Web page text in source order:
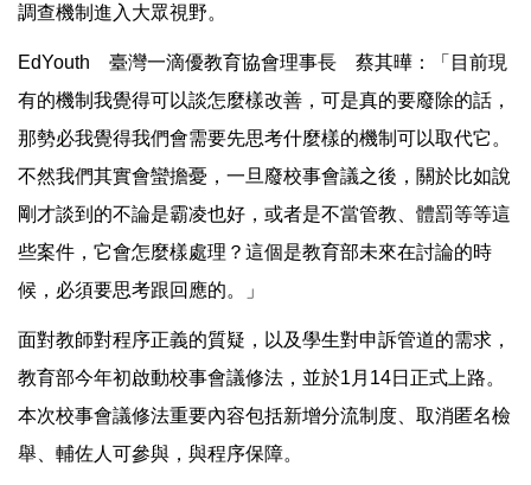
調查機制進入大眾視野。
EdYouth 臺灣一滴優教育協會理事長 蔡其曄：「目前現
有的機制我覺得可以談怎麼樣改善，可是真的要廢除的話，
那勢必我覺得我們會需要先思考什麼樣的機制可以取代它。
不然我們其實會蠻擔憂，一旦廢校事會議之後，關於比如說
剛才談到的不論是霸凌也好，或者是不當管教、體罰等等這
些案件，它會怎麼樣處理？這個是教育部未來在討論的時
候，必須要思考跟回應的。」
面對教師對程序正義的質疑，以及學生對申訴管道的需求，
教育部今年初啟動校事會議修法，並於1月14日正式上路。
本次校事會議修法重要內容包括新增分流制度、取消匿名檢
舉、輔佐人可參與，與程序保障。